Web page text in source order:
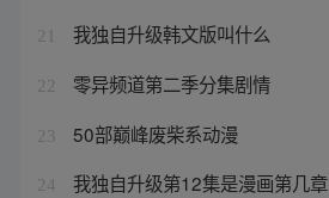
21 我独自升级韩文版叫什么
22 零异频道第二季分集剧情
23 50部巅峰废柴系动漫
24 我独自升级第12集是漫画第几章